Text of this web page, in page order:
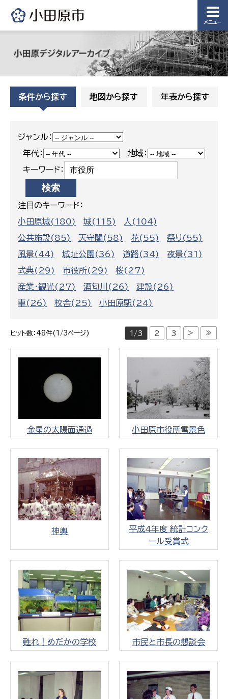
メニュー
条件から探す 地図から探す 年表から探す
ジャンル：
年代：
地域：
キーワード：
注目のキーワード：
小田原城(180)
城(115)
人(104)
公共施設(85)
天守閣(58) 花(55)
祭り(55)
風景(44)
城址公園(36) 道路(34)
夜景(31)
式典(29)
市役所(29)
桜(27)
産業・観光(27)
酒匂川(26)
建設(26)
車(26)
校舎(25) 小田原駅(24)
ヒット数：48件(1/3ページ) 1/3 2 3 > ≫
金星の太陽面通過 小田原市役所雪景色
神輿
平成4年度_統計コンク
ール受賞式
甦れ！めだかの学校 市民と市長の懇談会